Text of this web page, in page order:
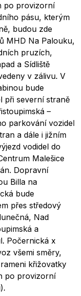
po provizorní
pásu, kterým
budou zde
MHD Na Palouku,
pruzích,
a Sídliště
v zálivu. V
bude
při severní straně
–
parkování vozidel
a dále i jižním
vodidel do
Malešice
Dopravní
Billa na
bude
přes středový
Nad
a
Počernická x
všemi směry,
křižovatky
po provizorní